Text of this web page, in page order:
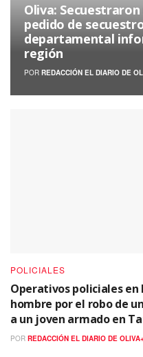
Oliva:
pedido de
departamental
región
POR REDACCIÓN EL DIARIO DE
POLICIALES
Operativos policiales
hombre por el robo de
a un joven armado en
POR REDACCIÓN EL DIARIO DE